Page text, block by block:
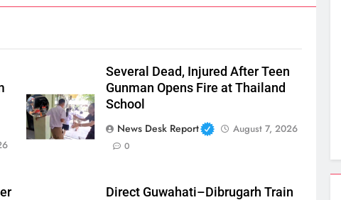
Several Dead, Injured After Teen
Gunman Opens Fire at Thailand
School
News Desk Report
August 7, 2026
0
Direct Guwahati–Dibrugarh Train